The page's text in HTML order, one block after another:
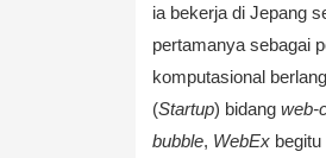
ia bekerja di Jepang
pertamanya sebagai
komputasional
(Startup) bidang web-
bubble, WebEx